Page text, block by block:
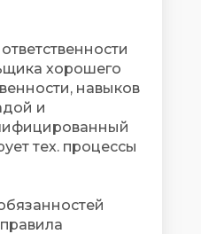
хорошего
навыков
и
тех. процессы